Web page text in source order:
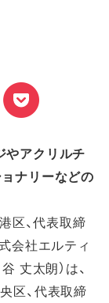
やアクリルチ
ナリーなどの
区、代表取締
会社エルティ
丈太朗）は、
区、代表取締